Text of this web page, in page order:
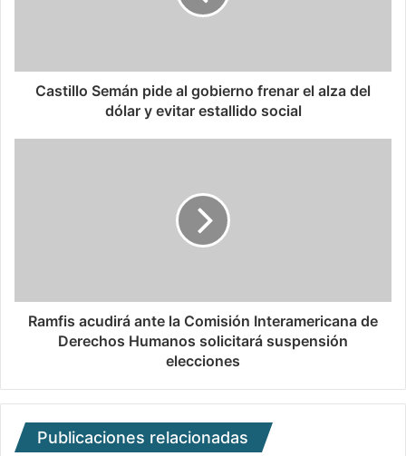
Castillo Semán pide al gobierno frenar el alza del
dólar y evitar estallido social
Ramfis acudirá ante la Comisión Interamericana de
Derechos Humanos solicitará suspensión
elecciones
Publicaciones relacionadas